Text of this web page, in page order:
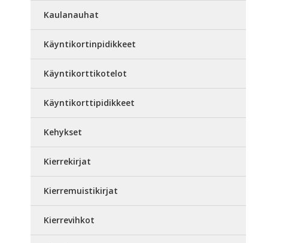
Kaulanauhat
Käyntikortinpidikkeet
Käyntikorttikotelot
Käyntikorttipidikkeet
Kehykset
Kierrekirjat
Kierremuistikirjat
Kierrevihkot